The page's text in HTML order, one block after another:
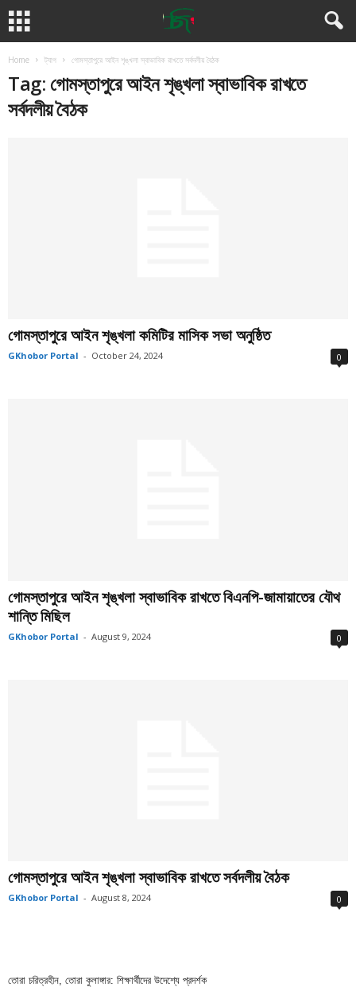
Home ট্যাগ গোমস্তাপুরে আইন শৃঙ্খলা স্বাভাবিক রাখতে সর্বদলীয় বৈঠক
Tag: গোমস্তাপুরে আইন শৃঙ্খলা স্বাভাবিক রাখতে
সর্বদলীয় বৈঠক
গোমস্তাপুরে আইন শৃঙ্খলা কমিটির মাসিক সভা অনুষ্ঠিত
GKhobor Portal - October 24, 2024 0
গোমস্তাপুরে আইন শৃঙ্খলা স্বাভাবিক রাখতে বিএনপি-জামায়াতের যৌথ
শান্তি মিছিল
GKhobor Portal - August 9, 2024 0
গোমস্তাপুরে আইন শৃঙ্খলা স্বাভাবিক রাখতে সর্বদলীয় বৈঠক
GKhobor Portal - August 8, 2024 0
তোরা চরিত্রহীন, তোরা কুলাঙ্গার: শিক্ষার্থীদের উদেশ্যে প্রদর্শক